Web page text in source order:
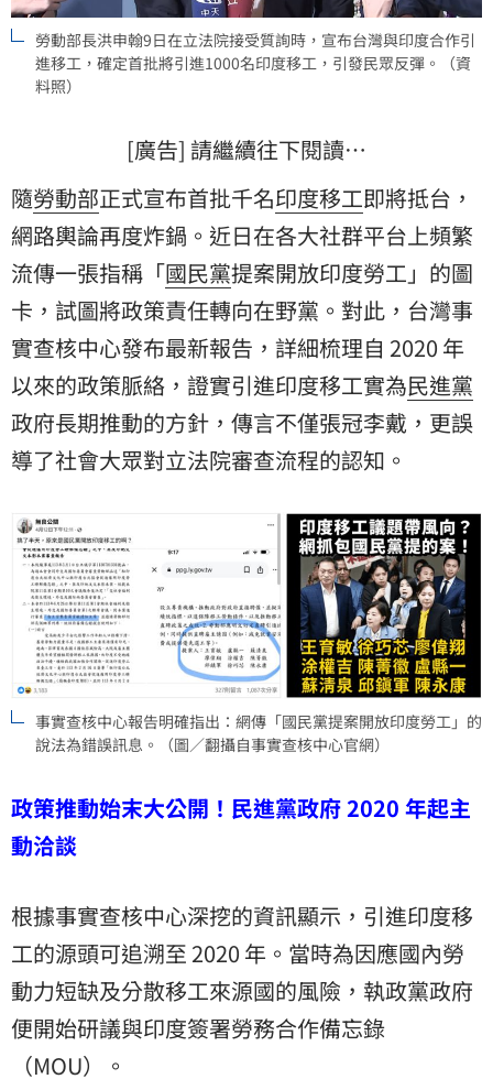
勞動部長洪申翰9日在立法院接受質詢時，宣布台灣與印度合作引
進移工，確定首批將引進1000名印度移工，引發民眾反彈。（資
料照）
[廣告] 請繼續往下閱讀…
隨勞動部正式宣布首批千名印度移工即將抵台，
網路輿論再度炸鍋。近日在各大社群平台上頻繁
流傳一張指稱「國民黨提案開放印度勞工」的圖
卡，試圖將政策責任轉向在野黨。對此，台灣事
實查核中心發布最新報告，詳細梳理自 2020 年
以來的政策脈絡，證實引進印度移工實為民進黨
政府長期推動的方針，傳言不僅張冠李戴，更誤
導了社會大眾對立法院審查流程的認知。
事實查核中心報告明確指出：網傳「國民黨提案開放印度勞工」的
說法為錯誤訊息。（圖／翻攝自事實查核中心官網）
政策推動始末大公開！民進黨政府 2020 年起主
動洽談
根據事實查核中心深挖的資訊顯示，引進印度移
工的源頭可追溯至 2020 年。當時為因應國內勞
動力短缺及分散移工來源國的風險，執政黨政府
便開始研議與印度簽署勞務合作備忘錄
（MOU）。